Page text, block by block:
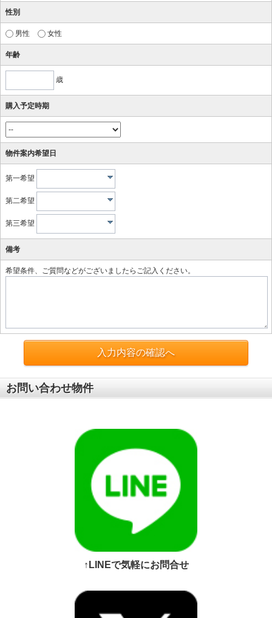
性別
男性 女性
年齢
歳
購入予定時期
物件案内希望日
第一希望
第二希望
第三希望
備考
希望条件、ご質問などがございましたらご記入ください。
入力内容の確認へ
お問い合わせ物件
↑LINEで気軽にお問合せ